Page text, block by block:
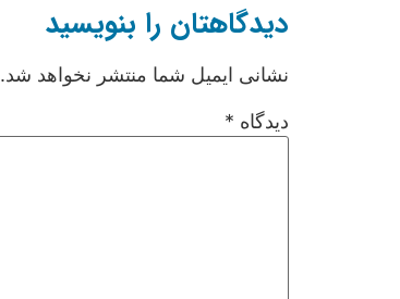
دیدگاهتان را بنویسید
نشانی ایمیل شما منتشر نخواهد شد.
دیدگاه *